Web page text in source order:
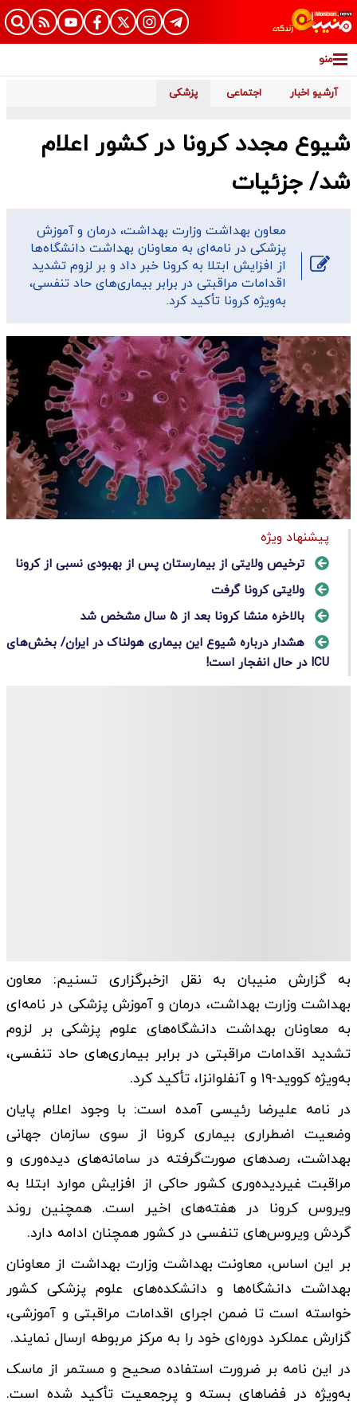
منو
آرشیو اخبار اجتماعی پزشکی
شیوع مجدد کرونا در کشور اعلام
شد/ جزئیات
معاون بهداشت وزارت بهداشت، درمان و آموزش
پزشکی در نامه‌ای به معاونان بهداشت دانشگاه‌ها
از افزایش ابتلا به کرونا خبر داد و بر لزوم تشدید
اقدامات مراقبتی در برابر بیماری‌های حاد تنفسی،
به‌ویژه کرونا تأکید کرد.
پیشنهاد ویژه
ترخیص ولایتی از بیمارستان پس از بهبودی نسبی از کرونا
ولایتی کرونا گرفت
بالاخره منشا کرونا بعد از ۵ سال مشخص شد
هشدار درباره شیوع این بیماری هولناک در ایران/ بخش‌های
ICU در حال انفجار است!
به گزارش منیبان به نقل ازخبرگزاری تسنیم: معاون
بهداشت وزارت بهداشت، درمان و آموزش پزشکی در نامه‌ای
به معاونان بهداشت دانشگاه‌های علوم پزشکی بر لزوم
تشدید اقدامات مراقبتی در برابر بیماری‌های حاد تنفسی،
به‌ویژه کووید-۱۹ و آنفلوانزا، تأکید کرد.
در نامه علیرضا رئیسی آمده است: با وجود اعلام پایان
وضعیت اضطراری بیماری کرونا از سوی سازمان جهانی
بهداشت، رصدهای صورت‌گرفته در سامانه‌های دیده‌وری و
مراقبت غیردیده‌وری کشور حاکی از افزایش موارد ابتلا به
ویروس کرونا در هفته‌های اخیر است. همچنین روند
گردش ویروس‌های تنفسی در کشور همچنان ادامه دارد.
بر این اساس، معاونت بهداشت وزارت بهداشت از معاونان
بهداشت دانشگاه‌ها و دانشکده‌های علوم پزشکی کشور
خواسته است تا ضمن اجرای اقدامات مراقبتی و آموزشی،
گزارش عملکرد دوره‌ای خود را به مرکز مربوطه ارسال نمایند.
در این نامه بر ضرورت استفاده صحیح و مستمر از ماسک
به‌ویژه در فضاهای بسته و پرجمعیت تأکید شده است.